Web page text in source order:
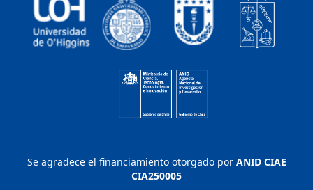
Se agradece el financiamiento otorgado por ANID CIAE
CIA250005